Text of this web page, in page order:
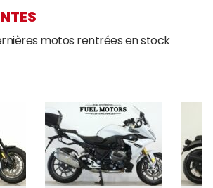
motos rentrées en stock